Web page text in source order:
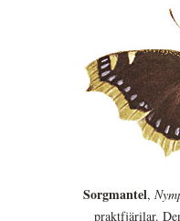
Sorgmantel,
praktfjärilar.